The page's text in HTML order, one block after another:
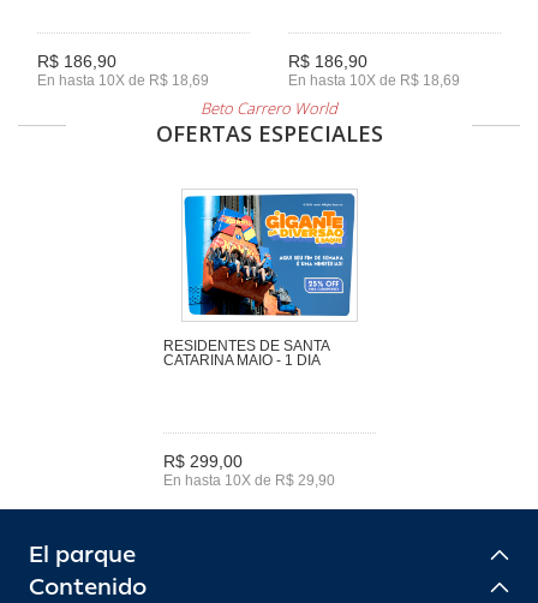
R$ 186,90
En hasta 10X de R$ 18,69
R$ 186,90
En hasta 10X de R$ 18,69
Beto Carrero World
OFERTAS ESPECIALES
RESIDENTES DE SANTA
CATARINA MAIO - 1 DIA
R$ 299,00
En hasta 10X de R$ 29,90
El parque
Contenido